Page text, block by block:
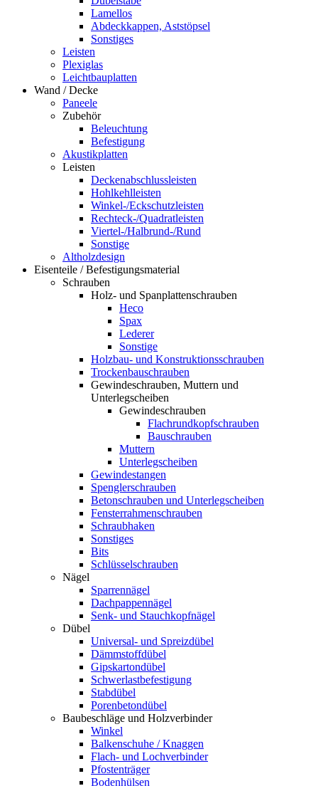
Lamellos
Abdeckkappen, Aststöpsel
Sonstiges
Leisten
Plexiglas
Leichtbauplatten
Wand / Decke
Paneele
Zubehör
Beleuchtung
Befestigung
Akustikplatten
Leisten
Deckenabschlussleisten
Hohlkehlleisten
Winkel-/Eckschutzleisten
Rechteck-/Quadratleisten
Viertel-/Halbrund-/Rund
Sonstige
Altholzdesign
Eisenteile / Befestigungsmaterial
Schrauben
Holz- und Spanplattenschrauben
Heco
Spax
Lederer
Sonstige
Holzbau- und Konstruktionsschrauben
Trockenbauschrauben
Gewindeschrauben, Muttern und
Unterlegscheiben
Gewindeschrauben
Flachrundkopfschrauben
Bauschrauben
Muttern
Unterlegscheiben
Gewindestangen
Spenglerschrauben
Betonschrauben und Unterlegscheiben
Fensterrahmenschrauben
Schraubhaken
Sonstiges
Bits
Schlüsselschrauben
Nägel
Sparrennägel
Dachpappennägel
Senk- und Stauchkopfnägel
Dübel
Universal- und Spreizdübel
Dämmstoffdübel
Gipskartondübel
Schwerlastbefestigung
Stabdübel
Porenbetondübel
Baubeschläge und Holzverbinder
Winkel
Balkenschuhe / Knaggen
Flach- und Lochverbinder
Pfostenträger
Bodenhülsen